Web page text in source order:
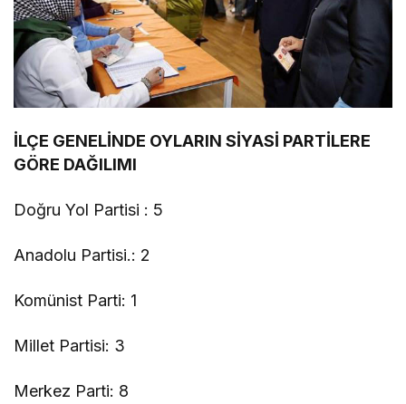
İLÇE GENELİNDE OYLARIN SİYASİ PARTİLERE
GÖRE DAĞILIMI
Doğru Yol Partisi : 5
Anadolu Partisi.: 2
Komünist Parti: 1
Millet Partisi: 3
Merkez Parti: 8